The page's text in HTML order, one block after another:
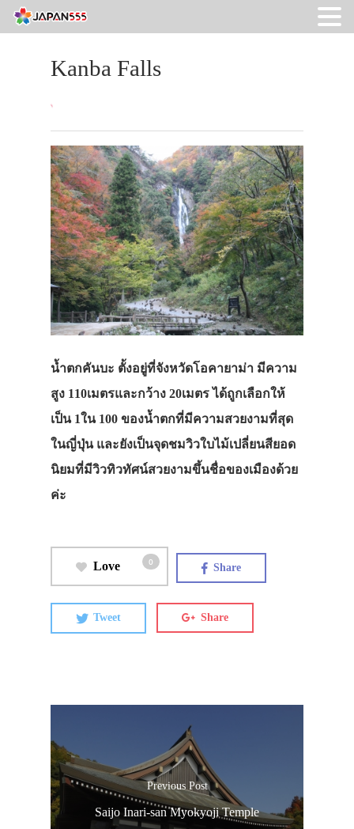
Kanba Falls
น้ำตกคันบะ ตั้งอยู่ที่จังหวัดโอคายาม่า มีความ
สูง 110เมตรและกว้าง 20เมตร ได้ถูกเลือกให้
เป็น 1ใน 100 ของน้ำตกที่มีความสวยงามที่สุด
ในญี่ปุ่น และยังเป็นจุดชมวิวใบไม้เปลี่ยนสียอด
นิยมที่มีวิวทิวทัศน์สวยงามขึ้นชื่อของเมืองด้วย
ค่ะ
Love 0 Share
Tweet Share
Previous Post
Saijo Inari-san Myokyoji Temple